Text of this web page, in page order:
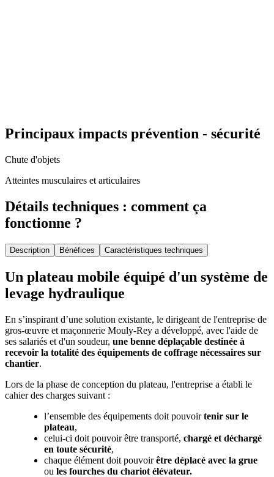
Principaux impacts prévention - sécurité
Chute d'objets
Atteintes musculaires et articulaires
Détails techniques : comment ça
fonctionne ?
Description Bénéfices Caractéristiques techniques
Un plateau mobile équipé d'un système de
levage hydraulique
En s’inspirant d’une solution existante, le dirigeant de l'entreprise de
gros-œuvre et maçonnerie Mouly-Rey a développé, avec l'aide de
ses salariés et d'un soudeur, une benne déplaçable destinée à
recevoir la totalité des équipements de coffrage nécessaires sur
chantier.
Lors de la phase de conception du plateau, l'entreprise a établi le
cahier des charges suivant :
l’ensemble des équipements doit pouvoirtenir sur le
plateau,
celui-ci doit pouvoir être transporté, chargé et déchargé
en toute sécurité,
chaque élément doit pouvoirêtre déplacé avec la grue
ou les fourches du chariot élévateur.